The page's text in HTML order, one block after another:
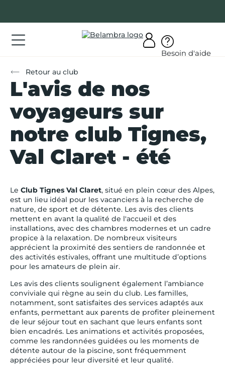
contenu
Besoin d'aide
Retour au club
L'avis de nos
voyageurs sur
notre club Tignes,
Val Claret - été
Le Club Tignes Val Claret, situé en plein cœur des Alpes,
est un lieu idéal pour les vacanciers à la recherche de
nature, de sport et de détente. Les avis des clients
mettent en avant la qualité de l'accueil et des
installations, avec des chambres modernes et un cadre
propice à la relaxation. De nombreux visiteurs
apprécient la proximité des sentiers de randonnée et
des activités estivales, offrant une multitude d’options
pour les amateurs de plein air.
Les avis des clients soulignent également l’ambiance
conviviale qui règne au sein du club. Les familles,
notamment, sont satisfaites des services adaptés aux
enfants, permettant aux parents de profiter pleinement
de leur séjour tout en sachant que leurs enfants sont
bien encadrés. Les animations et activités proposées,
comme les randonnées guidées ou les moments de
détente autour de la piscine, sont fréquemment
appréciées pour leur diversité et leur qualité.